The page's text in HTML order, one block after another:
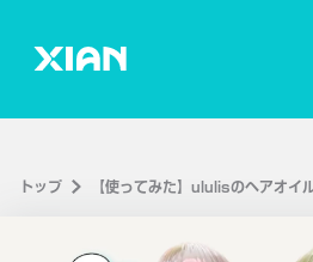
トップ 【使ってみた】ululisのヘアオイ